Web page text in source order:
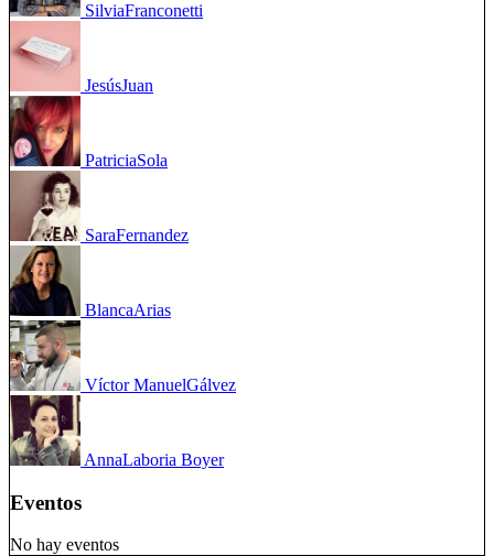
SilviaFranconetti
JesúsJuan
PatriciaSola
SaraFernandez
BlancaArias
Víctor ManuelGálvez
AnnaLaboria Boyer
Eventos
No hay eventos